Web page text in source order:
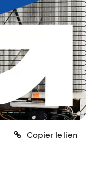
Copier le lien